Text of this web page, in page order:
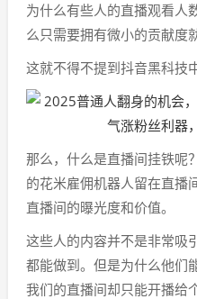
为什么有些人的直播观看人
么只需要拥有微小的贡献度
这就不得不提到抖音黑科技
那么，什么是直播间挂铁呢
的花米雇佣机器人留在直播
直播间的曝光度和价值。
这些人的内容并不是非常吸
都能做到。但是为什么他们
我们的直播间却只能开播给